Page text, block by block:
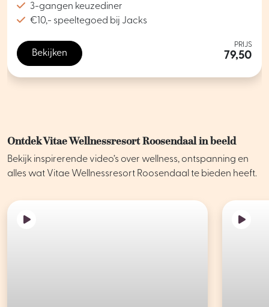
3-gangen keuzediner
€10,- speeltegoed bij Jacks
Bekijken
PRIJS
79,50
Ontdek Vitae Wellnessresort Roosendaal in beeld
Bekijk inspirerende video’s over wellness, ontspanning en
alles wat Vitae Wellnessresort Roosendaal te bieden heeft.